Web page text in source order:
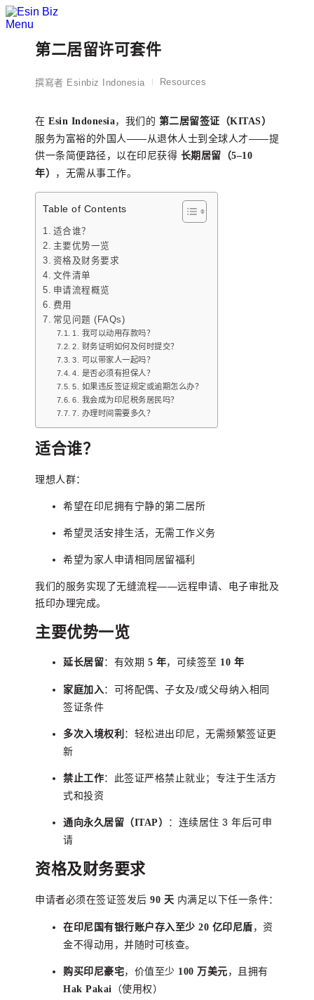
Menu
第二居留许可套件
撰寫者 Esinbiz Indonesia Resources
在 Esin Indonesia，我们的 第二居留签证（KITAS）
服务为富裕的外国人——从退休人士到全球人才——提
供一条简便路径，以在印尼获得 长期居留（5–10
年）
，无需从事工作。
Table of Contents
适合谁？
主要优势一览
资格及财务要求
文件清单
申请流程概览
费用
常见问题 (FAQs)
1. 我可以动用存款吗？
2. 财务证明如何及何时提交？
3. 可以带家人一起吗？
4. 是否必须有担保人？
5. 如果违反签证规定或逾期怎么办？
6. 我会成为印尼税务居民吗？
7. 办理时间需要多久？
适合谁？
理想人群：
希望在印尼拥有宁静的第二居所
希望灵活安排生活，无需工作义务
希望为家人申请相同居留福利
我们的服务实现了无缝流程——远程申请、电子审批及
抵印办理完成。
主要优势一览
延长居留：有效期 5 年，可续签至 10 年
家庭加入：可将配偶、子女及/或父母纳入相同
签证条件
多次入境权利 ：轻松进出印尼，无需频繁签证更
新
禁止工作：此签证严格禁止就业；专注于生活方
式和投资
通向永久居留（ITAP）
：连续居住 3 年后可申
请
资格及财务要求
申请者必须在签证签发后 90 天 内满足以下任一条件：
在印尼国有银行账户存入至少 20 亿印尼盾 ，资
金不得动用，并随时可核查。
购买印尼豪宅，价值至少 100 万美元 ，且拥有
Hak Pakai （使用权）